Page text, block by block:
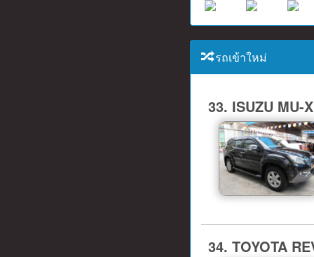
รถเข้าใหม่
33. ISUZU MU-
34. TOYOTA